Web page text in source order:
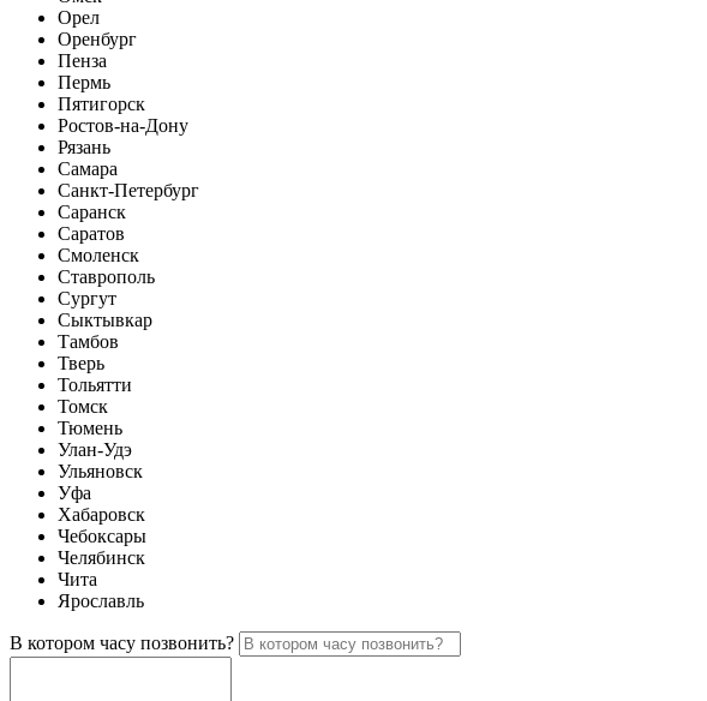
Орел
Оренбург
Пенза
Пермь
Пятигорск
Ростов-на-Дону
Рязань
Самара
Санкт-Петербург
Саранск
Саратов
Смоленск
Ставрополь
Сургут
Сыктывкар
Тамбов
Тверь
Тольятти
Томск
Тюмень
Улан-Удэ
Ульяновск
Уфа
Хабаровск
Чебоксары
Челябинск
Чита
Ярославль
В котором часу позвонить?